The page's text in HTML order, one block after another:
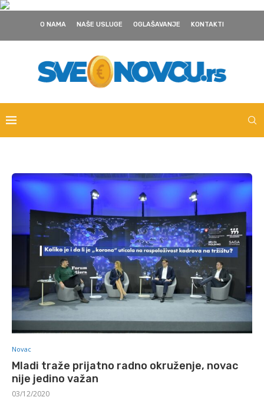
O NAMA NAŠE USLUGE OGLAŠAVANJE KONTAKTI
Novac
Mladi traže prijatno radno okruženje, novac
nije jedino važan
03/12/2020